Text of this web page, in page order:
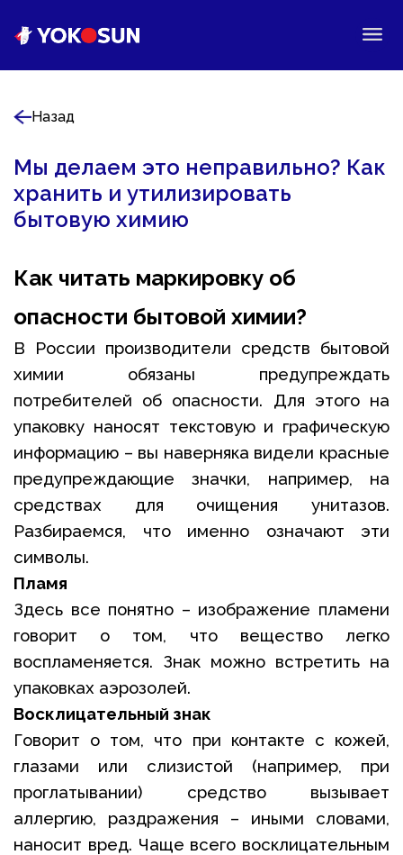
Назад
Мы делаем это неправильно? Как
хранить и утилизировать
бытовую химию
Как читать маркировку об
опасности бытовой химии?
В России производители средств бытовой
химии обязаны предупреждать
потребителей об опасности. Для этого на
упаковку наносят текстовую и графическую
информацию – вы наверняка видели красные
предупреждающие значки, например, на
средствах для очищения унитазов.
Разбираемся, что именно означают эти
символы.
Пламя
Здесь все понятно – изображение пламени
говорит о том, что вещество легко
воспламеняется. Знак можно встретить на
упаковках аэрозолей.
Восклицательный знак
Говорит о том, что при контакте с кожей,
глазами или слизистой (например, при
проглатывании) средство вызывает
аллергию, раздражения – иными словами,
наносит вред. Чаще всего восклицательным